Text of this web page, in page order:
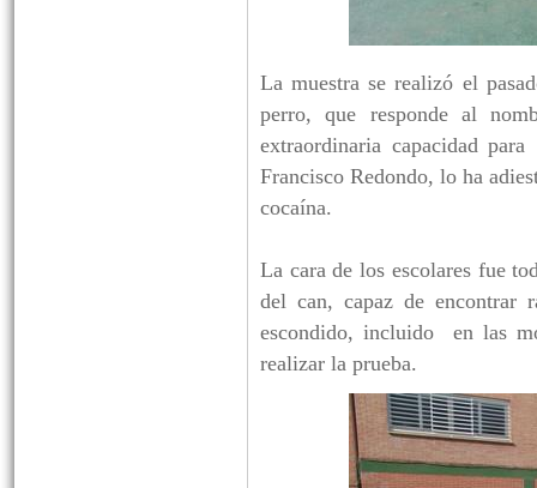
La muestra se realizó el
perro, que responde al
extraordinaria capacidad
Francisco Redondo, lo ha
cocaína.
La cara de los escolares fue
del can, capaz de encontrar
escondido, incluido en las
realizar la prueba.